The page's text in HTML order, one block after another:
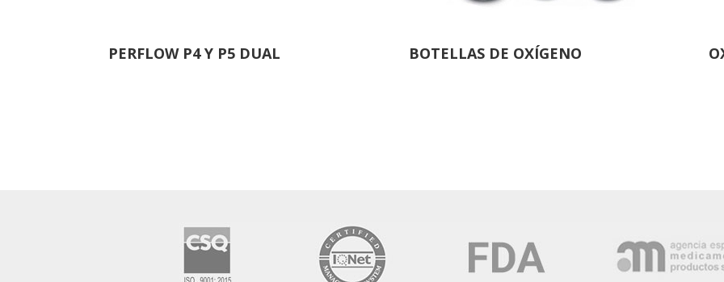
PERFLOW P4 Y P5 DUAL BOTELLAS DE OXÍGENO